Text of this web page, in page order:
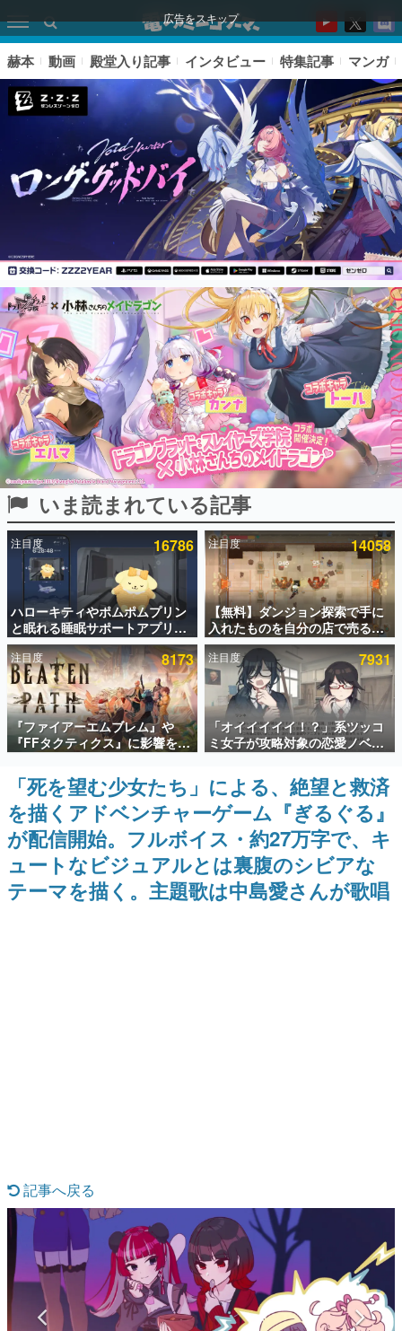
広告をスキップ
ピックアップ
電ファミのいま読まれている記事ランキング
アプリセール情報
インタビュー
連載・特集一覧
殿堂入り記事
SNS拡散数が数千以上！ ページビュー数万以上！ などな
ど。多くの人々に読まれた、電ファミ渾身の“殿堂入り”記
事をまとめました。
ゲームの企画書
名作ゲームクリエイターの方々に製作時のエピソードをお
聞きし、ヒットする企画（ゲーム）とは何か？を探ってい
きます。
赫本
この物語を解いてはいけない。『赫本』は、〈試験問題〉
の形をした短編ホラー小説集です。
新世代に訊く
これからのデジタルゲーム市場を担う若きクリエイター達
の姿を追い、彼らのルーツと情熱を探っていきます。
ゲーム世代の作家たち
ゲームに多大な影響を受けた作家さんに取材し、ゲームが
日本のコンテンツ産業やカルチャーに与えた影響を探る企
画です。
日本モバイルゲーム産業史
日本のモバイルゲーム史における主要なトピック・タイト
ルを網羅するほか、開発者へのインタビューや識者による
解説を掲載。約20年の歴史が一望できる決定版！
特集記事
女性向け
アプリレビュー
赫本 動画 殿堂入り記事 インタビュー 特集記事 マンガ
いま読まれている記事
注目度 16786
ハローキティやポムポムプリン
と眠れる睡眠サポートアプリ
『ゆめたび』が配信中。キャラ
ごとのASMRや目覚ましアラー
ムも搭載
注目度 14058
【無料】ダンジョン探索で手に
入れたものを自分の店で売るゲ
ーム『Moonlighter』がSteam
にて無料配布中！続編
『Moonlighter 2』の9月2日正
式リリースを記念したキャンペ
ーン
注目度 8173
『ファイアーエムブレム』や
『FFタクティクス』に影響を受
けた新作戦略RPG『Beaten
Path』2027年に発売へ。
PC（Steam）、PS5、Xbox、
Switch向けにリリース予定
注目度 7931
「オイイイイイ！？」系ツッコ
ミ女子が攻略対象の恋愛ノベル
ゲーム『美術部カノジョ』
Steamストアページが公開。
「お前らーそろそろ自重しろ
ー？＾＾」暗黒微笑の夢女子
や、萌え声不思議ちゃん女子と
青春を謳歌
「死を望む少女たち」による、絶望と救済
を描くアドベンチャーゲーム『ぎるぐる』
が配信開始。フルボイス・約27万字で、キ
ュートなビジュアルとは裏腹のシビアな
テーマを描く。主題歌は中島愛さんが歌唱
記事へ戻る